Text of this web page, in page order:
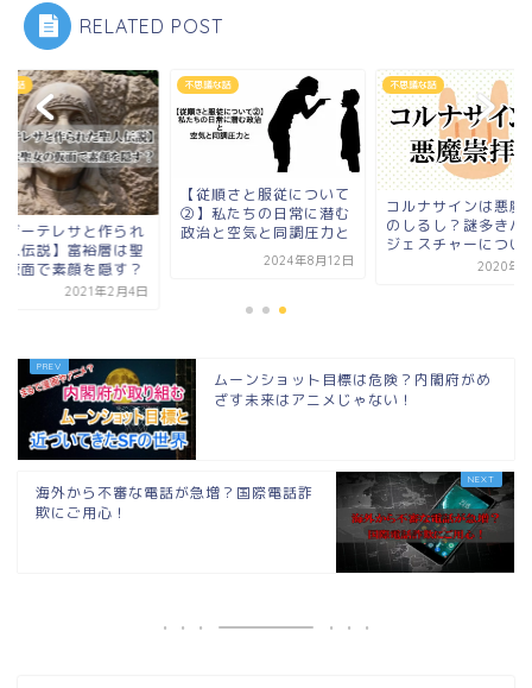
RELATED POST
な話
ザーテレサと作られ
人伝説】富裕層は聖
仮面で素顔を隠す？
2021年2月4日
不思議な話
【従順さと服従について
②】私たちの日常に潜む
政治と空気と同調圧力と
2024年8月12日
不思議な話
コルナサインは悪魔
のしるし？謎多きハ
ジェスチャーについ
2020年9
ムーンショット目標は危険？内閣府がめ
ざす未来はアニメじゃない！
海外から不審な電話が急増？国際電話詐
欺にご用心！